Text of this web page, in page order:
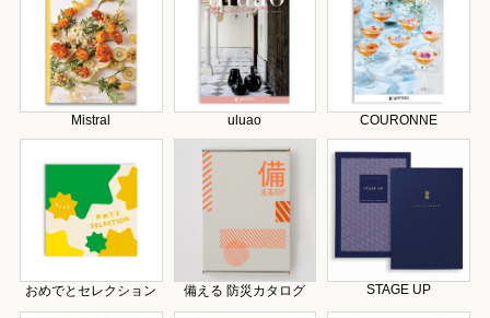
Mistral uluao COURONNE
おめでとセレクション 備える 防災カタログ STAGE UP